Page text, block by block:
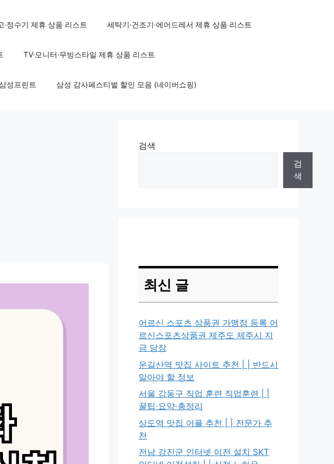
·정수기 제휴 상품 리스트 세탁기·건조기·에어드레서 제휴 상품 리스트
TV·모니터·무빙스타일 제휴 상품 리스트
성프린트 삼성 감사페스티벌 할인 모음 (네이버쇼핑)
검색
검
색
최신 글
어르신 스포츠 상품권 가맹점 등록 어
르신스포츠상품권 제주도 제주시 지
금 당장
운길산역 맛집 사이트 추천 | | 반드시
알아야 할 정보
서울 강동구 직업 훈련 직업훈련 | |
꿀팁·요약·총정리
상도역 맛집 어플 추천 | | 전문가 추
천
전남 강진군 인터넷 이전 설치 SKT